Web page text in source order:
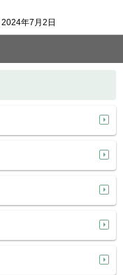
2024年7月2日